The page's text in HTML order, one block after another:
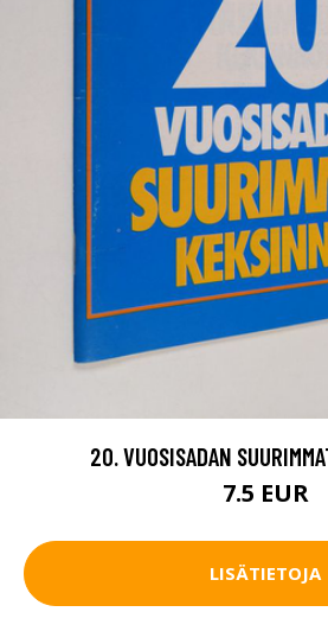
20. VUOSISADAN
7.5 EUR
LISÄTIETOJA